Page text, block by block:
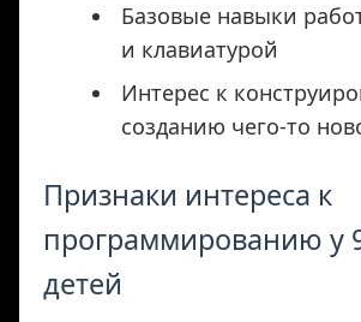
Базовые навыки
и клавиатурой
Интерес к
созданию чего-то
Признаки интереса к
программированию у
детей